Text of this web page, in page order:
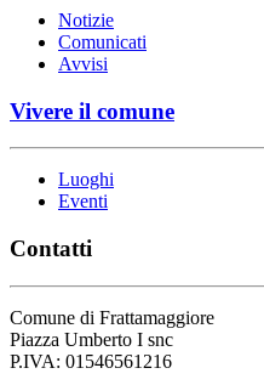
Notizie
Comunicati
Avvisi
Vivere il comune
Luoghi
Eventi
Contatti
Comune di Frattamaggiore
Piazza Umberto I snc
P.IVA: 01546561216